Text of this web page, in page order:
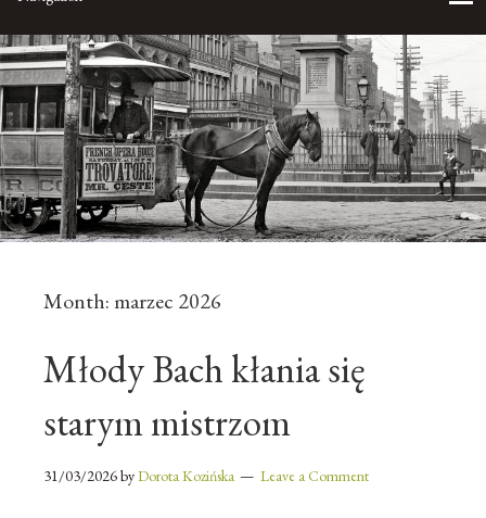
Month: marzec 2026
Młody Bach kłania się
starym mistrzom
31/03/2026byDorota Kozińska Leave a Comment